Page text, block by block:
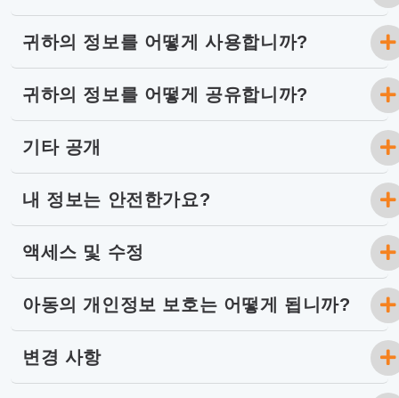
귀하의 정보를 어떻게 사용합니까?
귀하의 정보를 어떻게 공유합니까?
기타 공개
내 정보는 안전한가요?
액세스 및 수정
아동의 개인정보 보호는 어떻게 됩니까?
변경 사항